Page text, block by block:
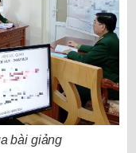
bài giảng